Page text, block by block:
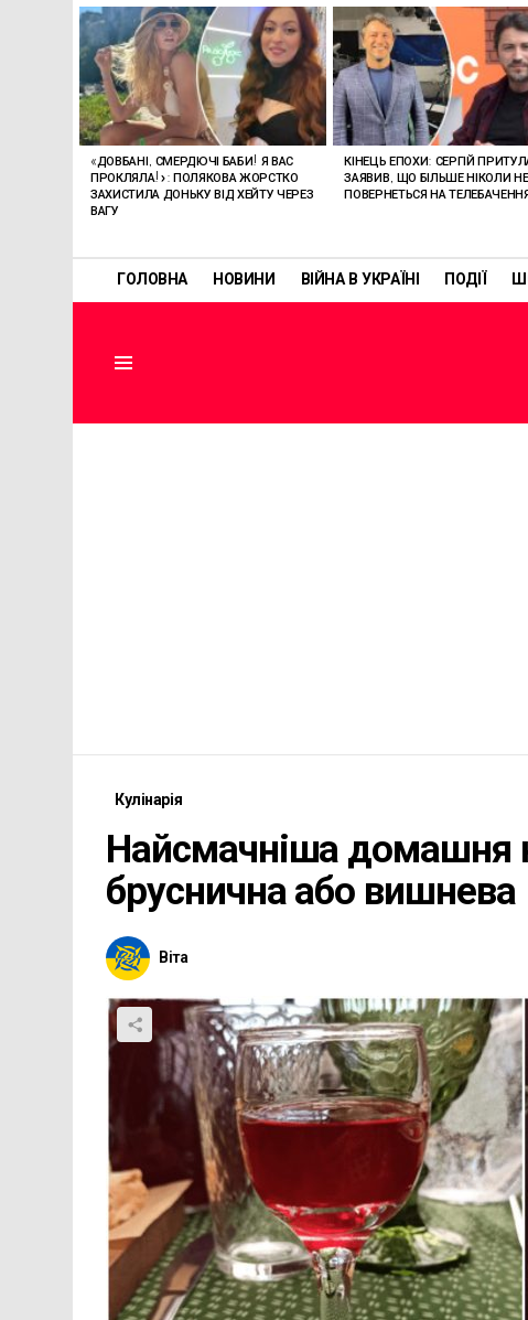
ГОЛОВНА НОВИНИ ВІЙНА В УКРАЇНІ ПОДІЇ
ОСТАННІ
СТАТТІ
«ДОВБАНІ, СМЕРДЮЧІ БАБИ! Я ВАС
ПРОКЛЯЛА!»: ПОЛЯКОВА ЖОРСТКО
ЗАХИСТИЛА ДОНЬКУ ВІД ХЕЙТУ ЧЕРЕЗ
ВАГУ
КІНЕЦЬ ЕПОХИ: СЕРГІЙ
ЗАЯВИВ, ЩО БІЛЬШЕ НІКОЛИ НЕ
ПОВЕРНЕТЬСЯ НА ТЕЛЕБАЧЕННЯ
Кулінарія
Найсмачніша домашня
бруснична або вишнева
Віта